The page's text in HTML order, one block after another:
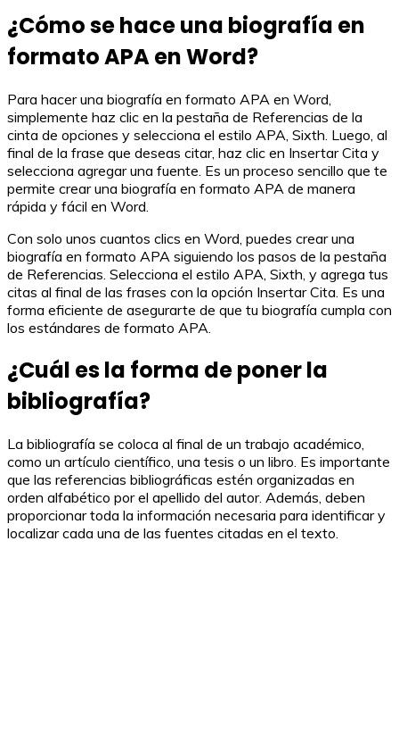
¿Cómo se hace una biografía en
formato APA en Word?
Para hacer una biografía en formato APA en Word,
simplemente haz clic en la pestaña de Referencias de la
cinta de opciones y selecciona el estilo APA, Sixth. Luego, al
final de la frase que deseas citar, haz clic en Insertar Cita y
selecciona agregar una fuente. Es un proceso sencillo que te
permite crear una biografía en formato APA de manera
rápida y fácil en Word.
Con solo unos cuantos clics en Word, puedes crear una
biografía en formato APA siguiendo los pasos de la pestaña
de Referencias. Selecciona el estilo APA, Sixth, y agrega tus
citas al final de las frases con la opción Insertar Cita. Es una
forma eficiente de asegurarte de que tu biografía cumpla con
los estándares de formato APA.
¿Cuál es la forma de poner la
bibliografía?
La bibliografía se coloca al final de un trabajo académico,
como un artículo científico, una tesis o un libro. Es importante
que las referencias bibliográficas estén organizadas en
orden alfabético por el apellido del autor. Además, deben
proporcionar toda la información necesaria para identificar y
localizar cada una de las fuentes citadas en el texto.